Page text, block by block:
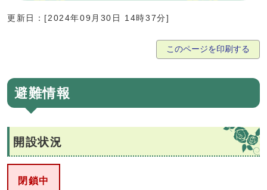
更新日：[2024年09月30日 14時37分]
避難情報
開設状況
閉鎖中